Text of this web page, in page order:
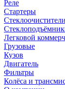
Реле
Стартеры
Легковой
Грузовые
Кузов
Двигатель
Фильтры
Колёса и